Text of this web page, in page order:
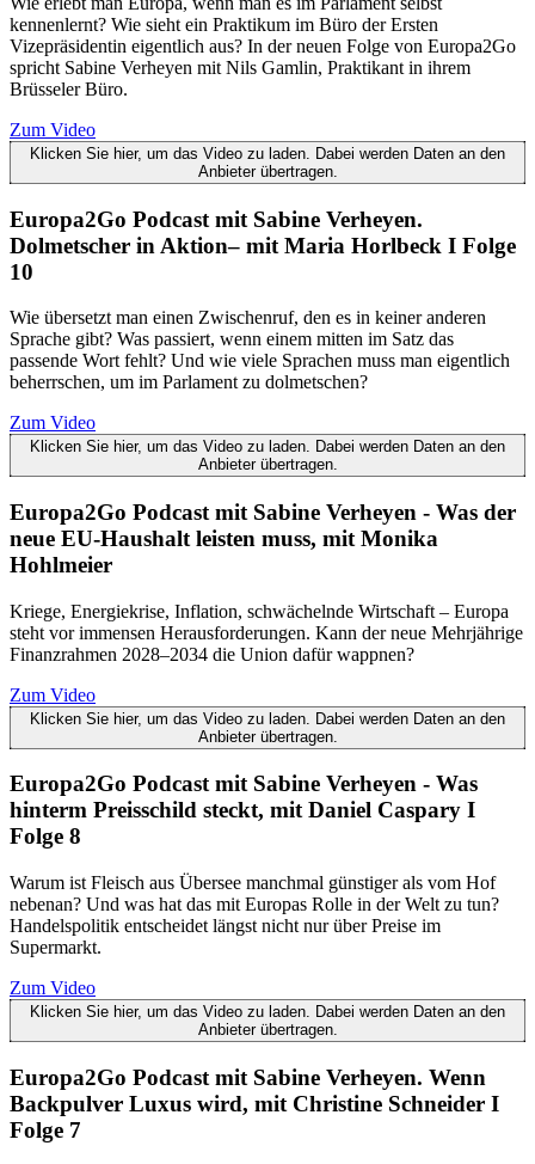
kennenlernt? Wie sieht ein Praktikum im Büro der Ersten
Vizepräsidentin eigentlich aus? In der neuen Folge von Europa2Go
spricht Sabine Verheyen mit Nils Gamlin, Praktikant in ihrem
Brüsseler Büro.
Zum Video
Klicken Sie hier, um das Video zu laden. Dabei werden Daten an den
Anbieter übertragen.
Europa2Go Podcast mit Sabine Verheyen.
Dolmetscher in Aktion– mit Maria Horlbeck I Folge
10
Wie übersetzt man einen Zwischenruf, den es in keiner anderen
Sprache gibt? Was passiert, wenn einem mitten im Satz das
passende Wort fehlt? Und wie viele Sprachen muss man eigentlich
beherrschen, um im Parlament zu dolmetschen?
Zum Video
Klicken Sie hier, um das Video zu laden. Dabei werden Daten an den
Anbieter übertragen.
Europa2Go Podcast mit Sabine Verheyen - Was der
neue EU-Haushalt leisten muss, mit Monika
Hohlmeier
Kriege, Energiekrise, Inflation, schwächelnde Wirtschaft – Europa
steht vor immensen Herausforderungen. Kann der neue Mehrjährige
Finanzrahmen 2028–2034 die Union dafür wappnen?
Zum Video
Klicken Sie hier, um das Video zu laden. Dabei werden Daten an den
Anbieter übertragen.
Europa2Go Podcast mit Sabine Verheyen - Was
hinterm Preisschild steckt, mit Daniel Caspary I
Folge 8
Warum ist Fleisch aus Übersee manchmal günstiger als vom Hof
nebenan? Und was hat das mit Europas Rolle in der Welt zu tun?
Handelspolitik entscheidet längst nicht nur über Preise im
Supermarkt.
Zum Video
Klicken Sie hier, um das Video zu laden. Dabei werden Daten an den
Anbieter übertragen.
Europa2Go Podcast mit Sabine Verheyen. Wenn
Backpulver Luxus wird, mit Christine Schneider I
Folge 7